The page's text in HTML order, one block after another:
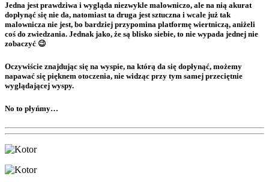
Jedna jest prawdziwa i wygląda niezwykle malowniczo, ale na nią akurat
dopłynąć się nie da, natomiast ta druga jest sztuczna i wcale już tak
malownicza nie jest, bo bardziej przypomina platformę wiertniczą, aniżeli
coś do zwiedzania. Jednak jako, że są blisko siebie, to nie wypada jednej nie
zobaczyć 😉
Oczywiście znajdując się na wyspie, na którą da się dopłynąć, możemy
napawać się pięknem otoczenia, nie widząc przy tym samej przeciętnie
wyglądającej wyspy.
No to płyńmy…